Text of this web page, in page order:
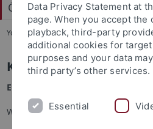
Ökonomische Bildung und
You are here: Startseite ...
Kontakt
Eberhard Karls Universität Tübingen
Wirtschafts- und
Data Privacy Statement at
page. When you accept the
playback, third-party
additional cookies for
purposes and your data
third party’s other services.
Essential